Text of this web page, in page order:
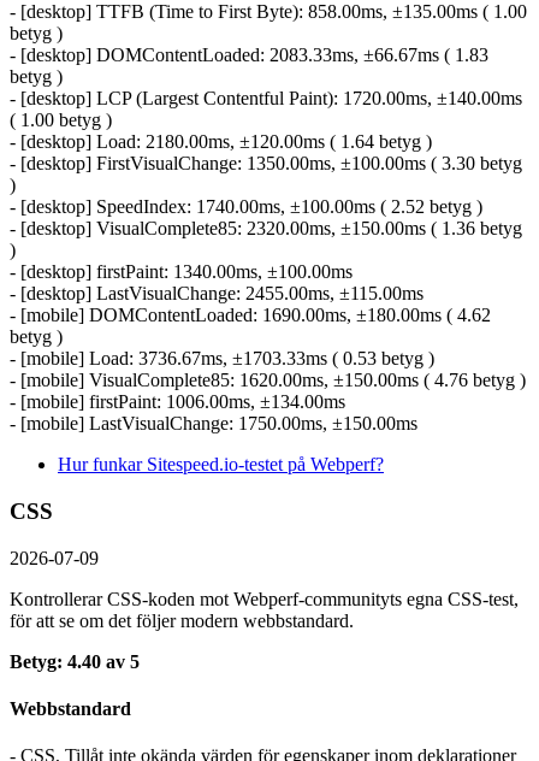
- [desktop] TTFB (Time to First Byte): 858.00ms, ±135.00ms ( 1.00
betyg )
- [desktop] DOMContentLoaded: 2083.33ms, ±66.67ms ( 1.83
betyg )
- [desktop] LCP (Largest Contentful Paint): 1720.00ms, ±140.00ms
( 1.00 betyg )
- [desktop] Load: 2180.00ms, ±120.00ms ( 1.64 betyg )
- [desktop] FirstVisualChange: 1350.00ms, ±100.00ms ( 3.30 betyg
)
- [desktop] SpeedIndex: 1740.00ms, ±100.00ms ( 2.52 betyg )
- [desktop] VisualComplete85: 2320.00ms, ±150.00ms ( 1.36 betyg
)
- [desktop] firstPaint: 1340.00ms, ±100.00ms
- [desktop] LastVisualChange: 2455.00ms, ±115.00ms
- [mobile] DOMContentLoaded: 1690.00ms, ±180.00ms ( 4.62
betyg )
- [mobile] Load: 3736.67ms, ±1703.33ms ( 0.53 betyg )
- [mobile] VisualComplete85: 1620.00ms, ±150.00ms ( 4.76 betyg )
- [mobile] firstPaint: 1006.00ms, ±134.00ms
- [mobile] LastVisualChange: 1750.00ms, ±150.00ms
Hur funkar Sitespeed.io-testet på Webperf?
CSS
2026-07-09
Kontrollerar CSS-koden mot Webperf-communityts egna CSS-test,
för att se om det följer modern webbstandard.
Betyg: 4.40 av 5
Webbstandard
- CSS, Tillåt inte okända värden för egenskaper inom deklarationer